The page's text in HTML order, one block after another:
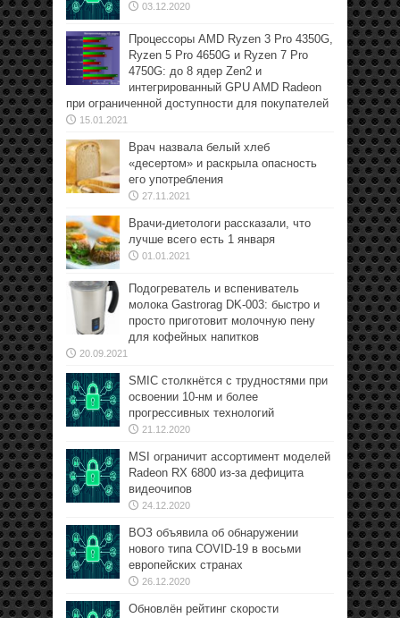
03.12.2020
Процессоры AMD Ryzen 3 Pro 4350G,
Ryzen 5 Pro 4650G и Ryzen 7 Pro
4750G: до 8 ядер Zen2 и
интегрированный GPU AMD Radeon
при ограниченной доступности для покупателей
15.01.2021
Врач назвала белый хлеб
«десертом» и раскрыла опасность
его употребления
27.11.2021
Врачи-диетологи рассказали, что
лучше всего есть 1 января
01.01.2021
Подогреватель и вспениватель
молока Gastrorag DK-003: быстро и
просто приготовит молочную пену
для кофейных напитков
20.09.2021
SMIC столкнётся с трудностями при
освоении 10-нм и более
прогрессивных технологий
21.12.2020
MSI ограничит ассортимент моделей
Radeon RX 6800 из-за дефицита
видеочипов
24.12.2020
ВОЗ объявила об обнаружении
нового типа COVID-19 в восьми
европейских странах
26.12.2020
Обновлён рейтинг скорости